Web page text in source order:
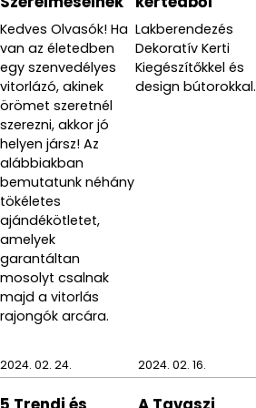
Kedves Olvasók! Ha
van az életedben
egy szenvedélyes
vitorlázó, akinek
örömet szeretnél
szerezni, akkor jó
helyen jársz! Az
alábbiakban
bemutatunk néhány
tökéletes
ajándékötletet,
amelyek
garantáltan
mosolyt csalnak
majd a vitorlás
rajongók arcára.
Lakberendezés
Dekoratív Kerti
Kiegészítőkkel és
design bútorokkal.
2024. 02. 24. 2024. 02. 16.